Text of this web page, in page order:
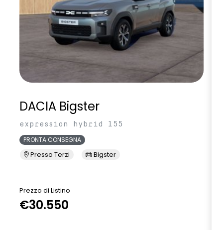
sistema multimediale openR link 10.4" con Google integrato
volante in pelle
DACIA Bigster
expression hybrid 155
PRONTA CONSEGNA
Presso Terzi Bigster
Prezzo di Listino
€30.550